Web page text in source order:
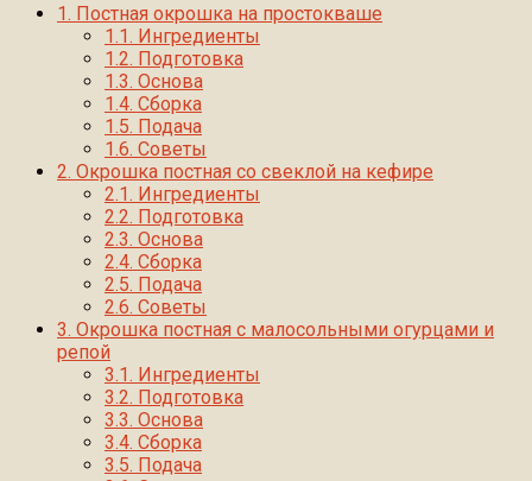
1. Постная окрошка на простокваше
1.1. Ингредиенты
1.2. Подготовка
1.3. Основа
1.4. Сборка
1.5. Подача
1.6. Советы
2. Окрошка постная со свеклой на кефире
2.1. Ингредиенты
2.2. Подготовка
2.3. Основа
2.4. Сборка
2.5. Подача
2.6. Советы
3. Окрошка постная с малосольными огурцами и
репой
3.1. Ингредиенты
3.2. Подготовка
3.3. Основа
3.4. Сборка
3.5. Подача